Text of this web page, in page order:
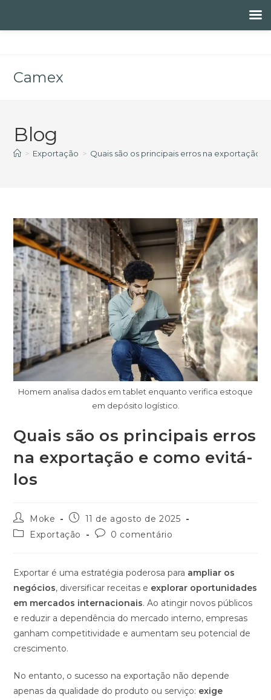
Camex
Blog
> Exportação > Quais são os principais erros na exportação
Homem analisa dados em tablet enquanto verifica estoque
em depósito logístico.
Quais são os principais erros
na exportação e como evitá-
los
Moke
11 de agosto de 2025
Exportação
0 comentário
Exportar é uma estratégia poderosa para ampliar os
negócios, diversificar receitas e explorar oportunidades
em mercados internacionais. Ao atingir novos públicos
e reduzir a dependência do mercado interno, empresas
ganham competitividade e aumentam seu potencial de
crescimento.
No entanto, o sucesso na exportação não depende
apenas da qualidade do produto ou serviço: exige